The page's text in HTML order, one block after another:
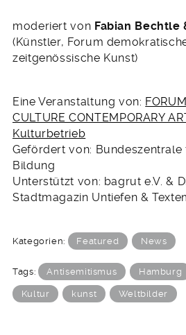
moderiert von Fabian Bechtle
(Künstler, Forum
zeitgenössische Kunst)
Eine Veranstaltung von:
CULTURE CONTEMPORARY
Kulturbetrieb
Gefördert von:
Bildung
Unterstützt von: bagrut e.V. &
Stadtmagazin Untiefen &
Kategorien: Featured News
Tags: Antisemitismus Hamburg
Kultur kunst Weltbilder